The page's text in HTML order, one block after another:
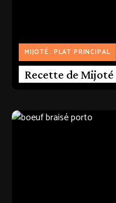
MIJOTÉ PLAT PRINCIPAL
Recette de Mijoté